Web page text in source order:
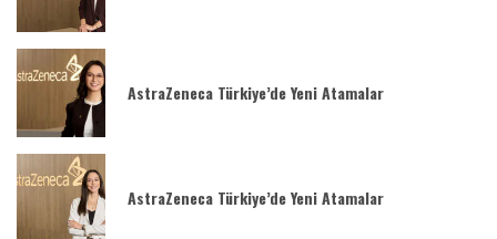
AstraZeneca Türkiye’de Yeni Atamalar
AstraZeneca Türkiye’de Yeni Atamalar